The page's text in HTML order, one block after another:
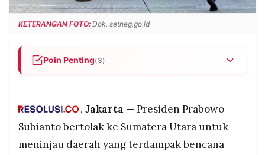
PENGADUAN TERM
OF
KETERANGAN FOTO: Dok. setneg.go.id
Poin Penting(3)
Fokus peninjauan: infrastruktur, layanan dasar,
dan koordinasi tanggap darurat.
Pemerintah memastikan bantuan cepat dan
, Jakarta — Presiden Prabowo
Subianto bertolak ke Sumatera Utara untuk
meninjau daerah yang terdampak bencana